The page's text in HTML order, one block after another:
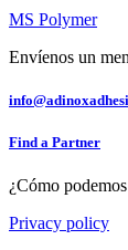
MS Polymer
Envíenos un
Find a Partner
¿Cómo
Privacy policy